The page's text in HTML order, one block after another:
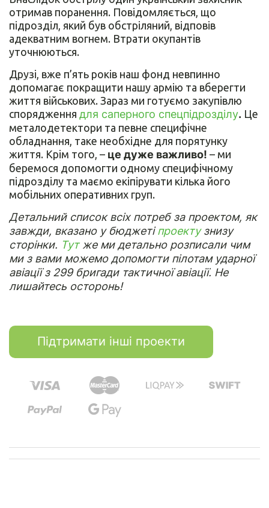
отримав поранення. Повідомляється, що
підрозділ, який був обстріляний, відповів
адекватним вогнем. Втрати окупантів
уточнюються.
Друзі, вже п’ять років наш фонд невпинно
допомагає покращити нашу армію та вберегти
життя військових. Зараз ми готуємо закупівлю
спорядження для саперного спецпідрозділу. Це
металодетектори та певне специфічне
обладнання, таке необхідне для порятунку
життя. Крім того, – це дуже важливо! – ми
беремося допомогти одному специфічному
підрозділу та маємо екіпірувати кілька його
мобільних оперативних груп.
Детальний список всіх потреб за проектом, як
завжди, вказано у бюджетіпроектузнизу
сторінки. Тутже ми детально розписали чим
ми з вами можемо допомогти пілотам ударної
авіації з 299 бригади тактичної авіації. Не
лишайтесь осторонь!
Підтримати інші проекти